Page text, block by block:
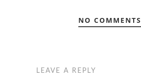
NO COMMENTS
LEAVE A REPLY